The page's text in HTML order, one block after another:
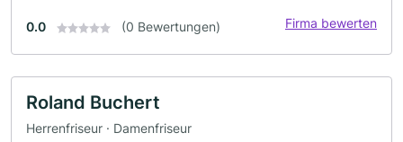
0.0 (0 Bewertungen) Firma bewerten
Roland Buchert
Herrenfriseur · Damenfriseur